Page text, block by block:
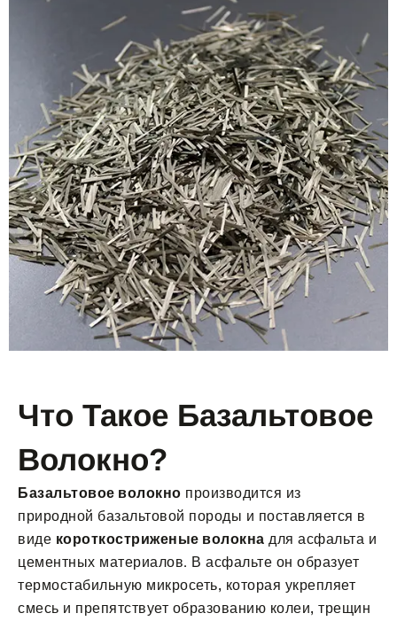
Что Такое Базальтовое
Волокно?
Базальтовое волокно производится из
природной базальтовой породы и поставляется в
виде короткостриженые волокна для асфальта и
цементных материалов. В асфальте он образует
термостабильную микросеть, которая укрепляет
смесь и препятствует образованию колеи, трещин